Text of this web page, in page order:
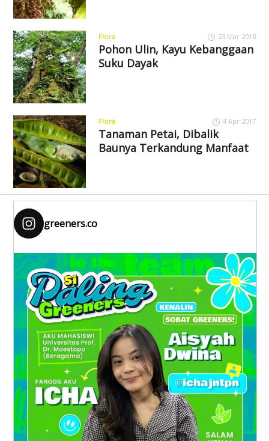
Flora 23 Mar 2018
Pohon Ulin, Kayu Kebanggaan
Suku Dayak
Flora 4 Apr 2017
Tanaman Petai, Dibalik
Baunya Terkandung Manfaat
greeners.co